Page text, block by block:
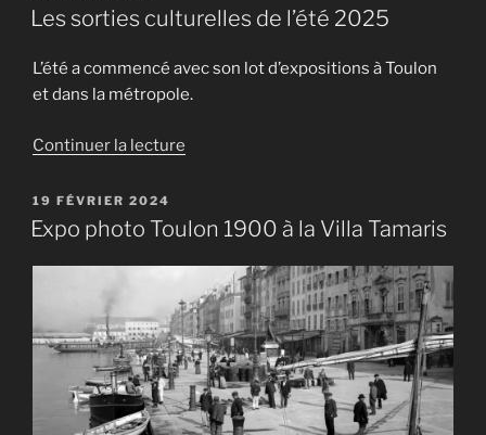
fouilles
à
la
LE
Les sorties culturelles de l’été 2025
L’été a commencé avec son lot d’expositions à Toulon
et dans la métropole.
Continuer la lecture
culturelles
2025 »
PUBLIÉ
LE
19 FÉVRIER 2024
Expo photo Toulon 1900 à la Villa Tamaris